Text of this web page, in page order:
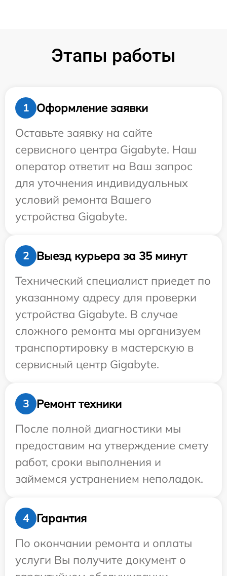
Этапы работы
1
Оформление заявки
Оставьте заявку на сайте
сервисного центра Gigabyte. Наш
оператор ответит на Ваш запрос
для уточнения индивидуальных
условий ремонта Вашего
устройства Gigabyte.
2
Выезд курьера за 35 минут
Технический специалист приедет по
указанному адресу для проверки
устройства Gigabyte. В случае
сложного ремонта мы организуем
транспортировку в мастерскую в
сервисный центр Gigabyte.
3
Ремонт техники
После полной диагностики мы
предоставим на утверждение смету
работ, сроки выполнения и
займемся устранением неполадок.
4
Гарантия
По окончании ремонта и оплаты
услуги Вы получите документ о